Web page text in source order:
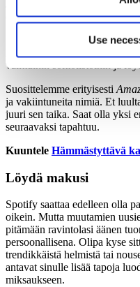
Use
Jos haluat, että ravintolasi
on yksi niistä, joihin
Suora lähetys ei ehkä ole
Amazing Radio -sovelluksen
valittuihin soittolistoihin ja
Suosittelemme erityisesti
ja vakiintuneita nimiä. Et
juuri sen taika. Saat olla yksi
seuraavaksi tapahtuu.
Kuuntele Hämmästyttävä
Löydä makusi
Spotify saattaa edelleen olla
oikein. Mutta muutamien
pitämään ravintolasi äänen
persoonallisena. Olipa kyse
trendikkäistä helmistä tai
antavat sinulle lisää tapoja
miksaukseen.